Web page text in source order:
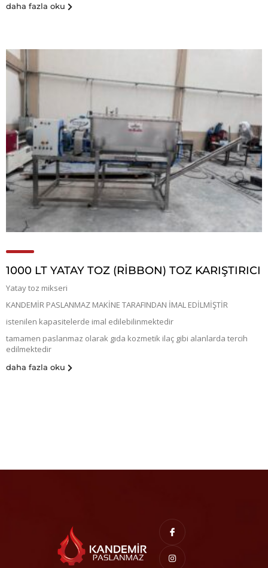
daha fazla oku
1000 LT YATAY TOZ (RİBBON) TOZ KARIŞTIRICI
Yatay toz mikseri
KANDEMİR PASLANMAZ MAKİNE TARAFINDAN İMAL EDİLMİŞTİR
istenilen kapasitelerde imal edilebilinmektedir
tamamen paslanmaz olarak gıda kozmetik ilaç gibi alanlarda tercih
edilmektedir
daha fazla oku